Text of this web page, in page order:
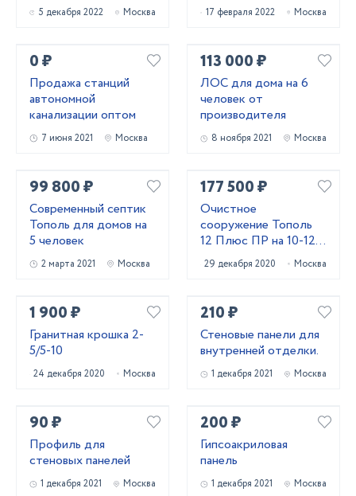
5 декабря 2022 Москва 17 февраля 2022 Москва
0 ₽
Продажа станций
автономной
канализации оптом
7 июня 2021 Москва
113 000 ₽
ЛОС для дома на 6
человек от
производителя
8 ноября 2021 Москва
99 800 ₽
Современный септик
Тополь для домов на
5 человек
2 марта 2021 Москва
177 500 ₽
Очистное
сооружение Тополь
12 Плюс ПР на 10-12
человек
29 декабря 2020 Москва
1 900 ₽
Гранитная крошка 2-
5/5-10
24 декабря 2020 Москва
210 ₽
Стеновые панели для
внутренней отделки.
1 декабря 2021 Москва
90 ₽
Профиль для
стеновых панелей
1 декабря 2021 Москва
200 ₽
Гипсоакриловая
панель
1 декабря 2021 Москва